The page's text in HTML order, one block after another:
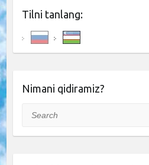
Tilni tanlang:
Nimani qidiramiz?
Search